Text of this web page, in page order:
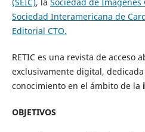
Sociedad Interamericana de
Editorial CTO.
RETIC es una revista de acceso
exclusivamente digital,
conocimiento en el ámbito de la
OBJETIVOS